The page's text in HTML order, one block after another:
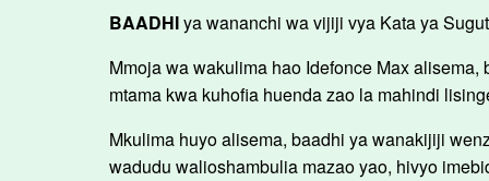
BAADHIya wananchi wa vijiji vya Kata ya
Mmoja wa wakulima hao Idefonce Max
mtama kwa kuhofia huenda zao la mahindi
Mkulima huyo alisema, baadhi ya wanakijiji
wadudu walioshambulia mazao yao, hivyo